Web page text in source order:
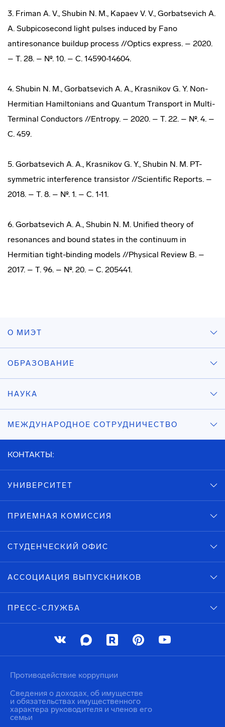
3. Friman A. V., Shubin N. M., Kapaev V. V., Gorbatsevich A.
A. Subpicosecond light pulses induced by Fano
antiresonance buildup process //Optics express. – 2020.
– Т. 28. – №. 10. – С. 14590-14604.
4. Shubin N. M., Gorbatsevich A. A., Krasnikov G. Y. Non-
Hermitian Hamiltonians and Quantum Transport in Multi-
Terminal Conductors //Entropy. – 2020. – Т. 22. – №. 4. –
С. 459.
5. Gorbatsevich A. A., Krasnikov G. Y., Shubin N. M. PT-
symmetric interference transistor //Scientific Reports. –
2018. – Т. 8. – №. 1. – С. 1-11.
6. Gorbatsevich A. A., Shubin N. M. Unified theory of
resonances and bound states in the continuum in
Hermitian tight-binding models //Physical Review B. –
2017. – Т. 96. – №. 20. – С. 205441.
О МИЭТ
ОБРАЗОВАНИЕ
НАУКА
МЕЖДУНАРОДНОЕ СОТРУДНИЧЕСТВО
КОНТАКТЫ:
УНИВЕРСИТЕТ
ПРИЕМНАЯ КОМИССИЯ
СТУДЕНЧЕСКИЙ ОФИС
АССОЦИАЦИЯ ВЫПУСКНИКОВ
ПРЕСС-СЛУЖБА
Противодействие коррупции
Сведения о доходах, об имуществе
и обязательствах имущественного
характера руководителя и членов его
семьи